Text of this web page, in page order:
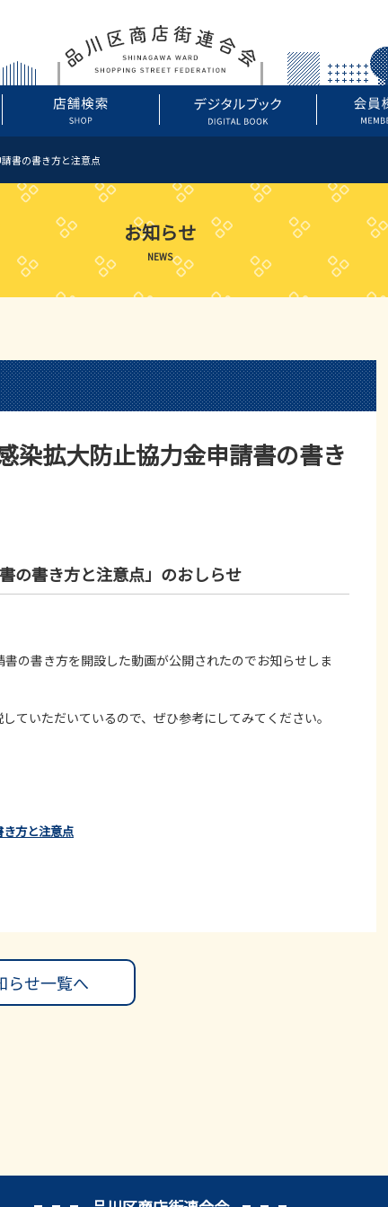
書の書き方と注意点
お知らせ
NEWS
拡大防止協力金申請書の書き
の書き方と注意点」のおしらせ
書の書き方を開設した動画が公開されたのでお知らせしま
ていただいているので、ぜひ参考にしてみてください。
方と注意点
らせ一覧へ